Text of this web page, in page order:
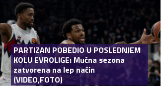
PARTIZAN POBEDIO U POSLEDNJEM
KOLU EVROLIGE: Mučna sezona
zatvorena na lep način
(VIDEO,FOTO)